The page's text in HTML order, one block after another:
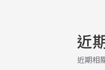
近
近期相